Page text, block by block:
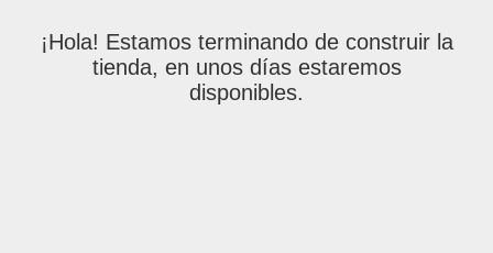
¡Hola! Estamos terminando de construir la
tienda, en unos días estaremos
disponibles.